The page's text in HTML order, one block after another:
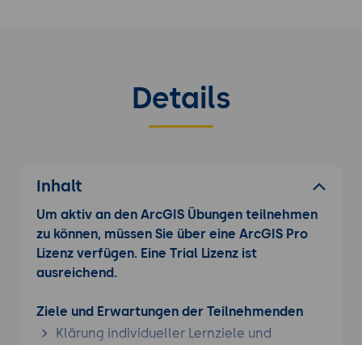
Details
Inhalt
Um aktiv an den ArcGIS Übungen teilnehmen
zu können, müssen Sie über eine ArcGIS Pro
Lizenz verfügen. Eine Trial Lizenz ist
ausreichend.
Ziele und Erwartungen der Teilnehmenden
Klärung individueller Lernziele und